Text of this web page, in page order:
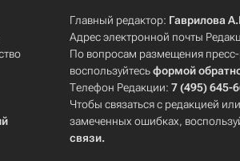
Главный редактор: Гаврилова
Адрес электронной почты
По вопросам размещения
воспользуйтесьформой
Телефон Редакции:7 (495) 645-
Чтобы связаться с редакцией
замеченных ошибках,
связи.